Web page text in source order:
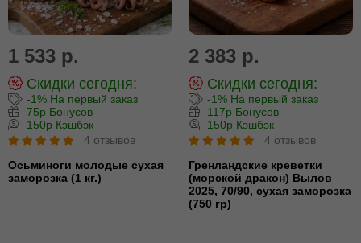
1 533 р.
Скидки сегодня:
-1% На первый заказ
75р Бонусов
150р Кэшбэк
4 отзывов
Осьминоги молодые сухая
заморозка (1 кг.)
2 383 р.
Скидки сегодня:
-1% На первый заказ
117р Бонусов
150р Кэшбэк
4 отзывов
Гренландские креветки
(морской дракон) Вылов
2025, 70/90, сухая заморозка
(750 гр)